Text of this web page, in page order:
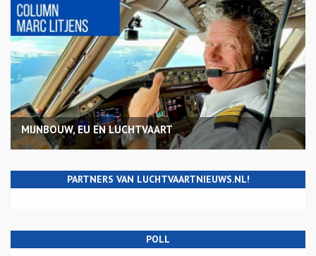
MIJNBOUW, EU EN LUCHTVAART
PARTNERS VAN LUCHTVAARTNIEUWS.NL!
POLL